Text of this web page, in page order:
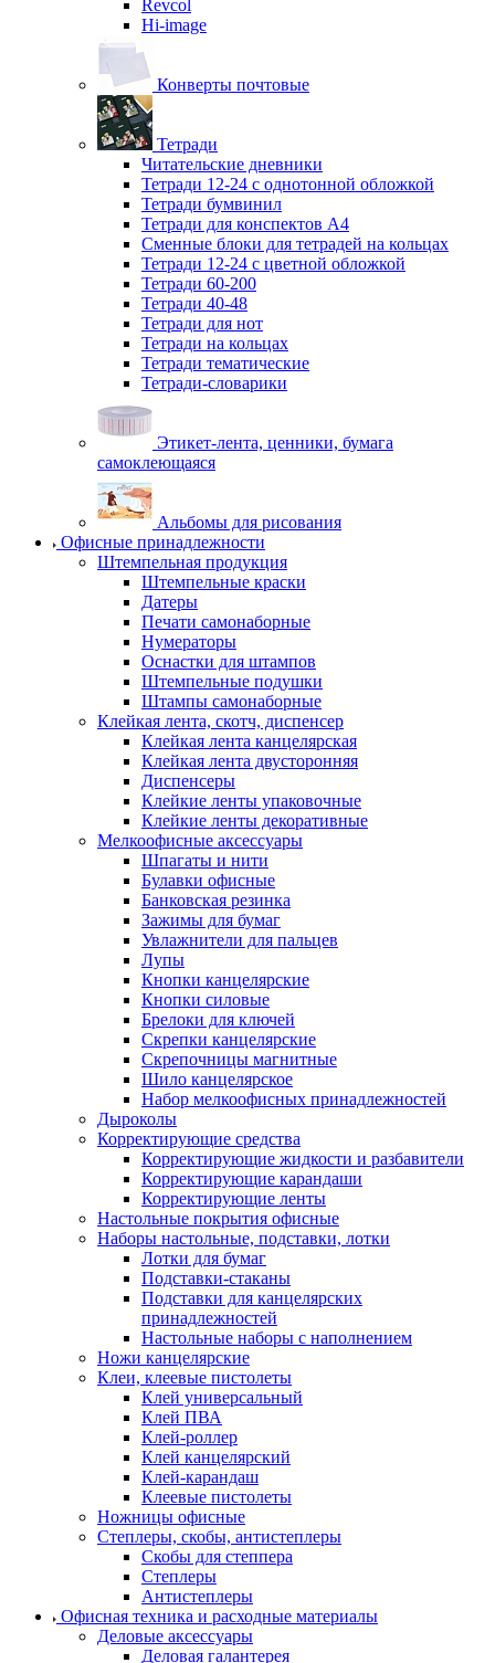
Revcol
Hi-image
Конверты почтовые
Тетради
Читательские дневники
Тетради 12-24 с однотонной обложкой
Тетради бумвинил
Тетради для конспектов А4
Сменные блоки для тетрадей на кольцах
Тетради 12-24 с цветной обложкой
Тетради 60-200
Тетради 40-48
Тетради для нот
Тетради на кольцах
Тетради тематические
Тетради-словарики
Этикет-лента, ценники, бумага
самоклеющаяся
Альбомы для рисования
Офисные принадлежности
Штемпельная продукция
Штемпельные краски
Датеры
Печати самонаборные
Нумераторы
Оснастки для штампов
Штемпельные подушки
Штампы самонаборные
Клейкая лента, скотч, диспенсер
Клейкая лента канцелярская
Клейкая лента двусторонняя
Диспенсеры
Клейкие ленты упаковочные
Клейкие ленты декоративные
Мелкоофисные аксессуары
Шпагаты и нити
Булавки офисные
Банковская резинка
Зажимы для бумаг
Увлажнители для пальцев
Лупы
Кнопки канцелярские
Кнопки силовые
Брелоки для ключей
Скрепки канцелярские
Скрепочницы магнитные
Шило канцелярское
Набор мелкоофисных принадлежностей
Дыроколы
Корректирующие средства
Корректирующие жидкости и разбавители
Корректирующие карандаши
Корректирующие ленты
Настольные покрытия офисные
Наборы настольные, подставки, лотки
Лотки для бумаг
Подставки-стаканы
Подставки для канцелярских
принадлежностей
Настольные наборы с наполнением
Ножи канцелярские
Клеи, клеевые пистолеты
Клей универсальный
Клей ПВА
Клей-роллер
Клей канцелярский
Клей-карандаш
Клеевые пистолеты
Ножницы офисные
Степлеры, скобы, антистеплеры
Скобы для степпера
Степлеры
Антистеплеры
Офисная техника и расходные материалы
Деловые аксессуары
Деловая галантерея